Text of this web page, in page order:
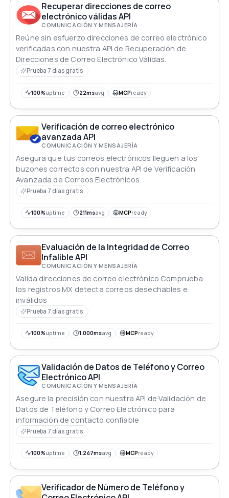
Recuperar direcciones de correo
electrónico válidas API
COMUNICACIÓN Y MENSAJERÍA
Reúne sin esfuerzo direcciones de correo electrónico
verificadas con nuestra API de Recuperación de
Direcciones de Correo Electrónico Válidas.
Prueba 7 días gratis
100%uptime 22msavg MCPready
Verificación de correo electrónico
avanzada API
COMUNICACIÓN Y MENSAJERÍA
Asegura que tus correos electrónicos lleguen a los
buzones correctos con nuestra API de Verificación
Avanzada de Correos Electrónicos.
Prueba 7 días gratis
100%uptime 211msavg MCPready
Evaluación de la Integridad de Correo
Infalible API
COMUNICACIÓN Y MENSAJERÍA
Valida direcciones de correo electrónico Comprueba
los registros MX detecta correos desechables e
inválidos
Prueba 7 días gratis
100%uptime 1.000msavg MCPready
Validación de Datos de Teléfono y Correo
Electrónico API
COMUNICACIÓN Y MENSAJERÍA
Asegure la precisión con nuestra API de Validación de
Datos de Teléfono y Correo Electrónico para
información de contacto confiable
Prueba 7 días gratis
100%uptime 1.247msavg MCPready
Verificador de Número de Teléfono y